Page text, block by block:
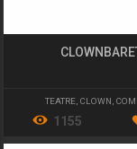
TEATRE CLOWN
1155